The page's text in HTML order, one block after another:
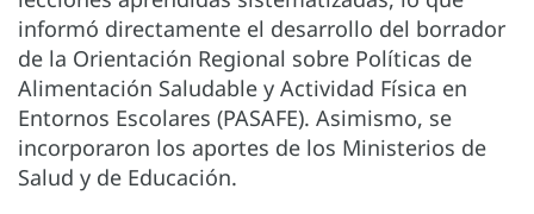
informó directamente el desarrollo del borrador
de la Orientación Regional sobre Políticas de
Alimentación Saludable y Actividad Física en
Entornos Escolares (PASAFE). Asimismo, se
incorporaron los aportes de los Ministerios de
Salud y de Educación.